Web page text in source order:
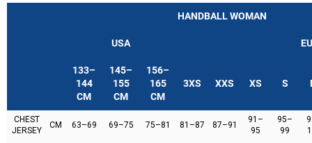
HANDBALL WOMAN
USA EU
133–
144
CM
145–
155
CM
156–
165
CM
3XS XXS XS S
CHEST
JERSEY
CM 63–69 69–75 75–81 81–87 87–91
91–
95
95–
99